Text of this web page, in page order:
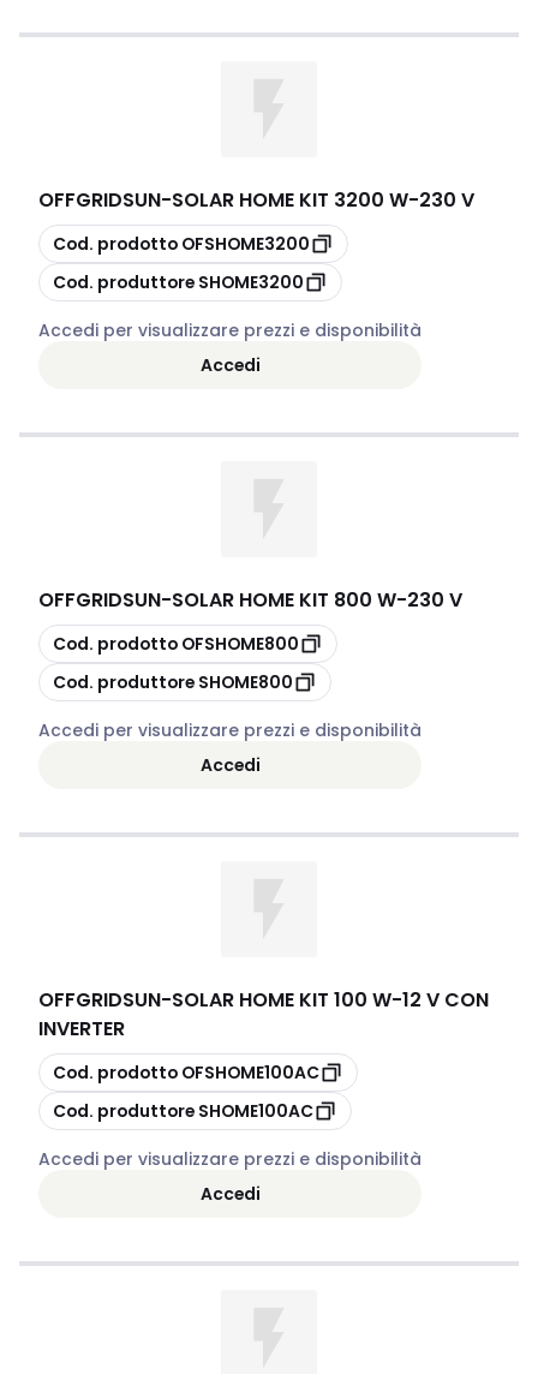
OFFGRIDSUN-SOLAR HOME KIT 3200 W-230 V
copia
Cod. prodotto OFSHOME3200
copia
Cod. produttore SHOME3200
Accedi per visualizzare prezzi e disponibilità
Accedi
OFFGRIDSUN-SOLAR HOME KIT 800 W-230 V
copia
Cod. prodotto OFSHOME800
copia
Cod. produttore SHOME800
Accedi per visualizzare prezzi e disponibilità
Accedi
OFFGRIDSUN-SOLAR HOME KIT 100 W-12 V CON
INVERTER
copia
Cod. prodotto OFSHOME100AC
copia
Cod. produttore SHOME100AC
Accedi per visualizzare prezzi e disponibilità
Accedi